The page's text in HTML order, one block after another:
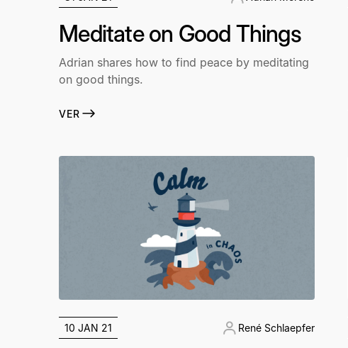
Meditate on Good Things
Adrian shares how to find peace by meditating
on good things.
VER
10 JAN 21 René Schlaepfer